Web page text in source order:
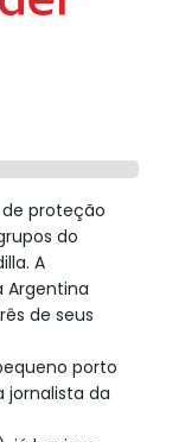
proteção
do
A
Argentina
de seus
porto
jornalista da